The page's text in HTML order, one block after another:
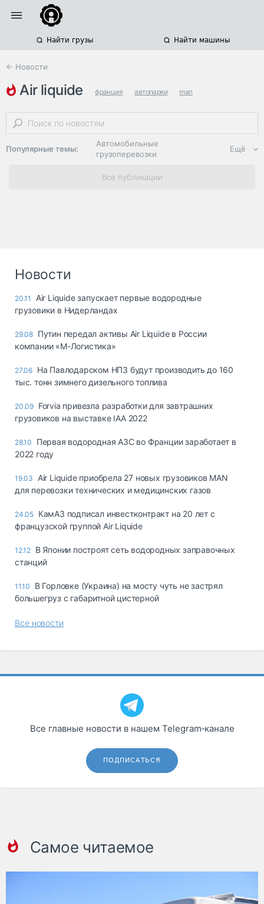
Найти грузы Найти машины
← Новости
air liquide франция автопарки man
Популярные темы:
Автомобильные
грузоперевозки
Региональная
логистика
опасные грузы
страхование
Склады и
грузовые
Коммерческий
транспорт
Спецтехника
запчасти, шины
Топливо, масла и
Ещё
Все публикации
Новости
20.11
Air Liquide запускает первые водородные
грузовики в Нидерландах
29.08 Путин передал активы Air Liquide в России
компании «М-Логистика»
27.06 На Павлодарском НПЗ будут производить до 160
тыс. тонн зимнего дизельного топлива
20.09 Forvia привезла разработки для завтрашних
грузовиков на выставке IAA 2022
28.10
Первая водородная АЗС во Франции заработает в
2022 году
19.03
Air Liquide приобрела 27 новых грузовиков MAN
для перевозки технических и медицинских газов
24.05 КамАЗ подписал инвестконтракт на 20 лет с
французской группой Air Liquide
12.12 В Японии построят сеть водородных заправочных
станций
11.10
В Горловке (Украина) на мосту чуть не застрял
большегруз с габаритной цистерной
Все новости
Все главные новости в нашем Telegram‑канале
ПОДПИСАТЬСЯ
Самое читаемое